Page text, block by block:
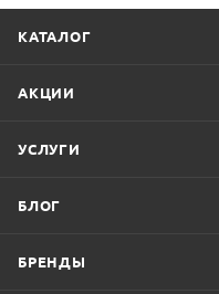
КАТАЛОГ
АКЦИИ
УСЛУГИ
БЛОГ
БРЕНДЫ